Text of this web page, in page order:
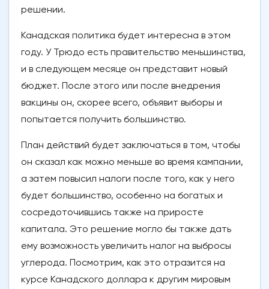
решении.
Канадская политика будет интересна в этом
году. У Трюдо есть правительство меньшинства,
и в следующем месяце он представит новый
бюджет. После этого или после внедрения
вакцины он, скорее всего, объявит выборы и
попытается получить большинство.
План действий будет заключаться в том, чтобы
он сказал как можно меньше во время кампании,
а затем повысил налоги после того, как у него
будет большинство, особенно на богатых и
сосредоточившись также на приросте
капитала. Это решение могло бы также дать
ему возможность увеличить налог на выбросы
углерода. Посмотрим, как это отразится на
курсе Канадского доллара к другим мировым